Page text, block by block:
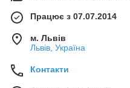
Працює з 07.07.2014
м. Львів
Львів, Україна
Контакти